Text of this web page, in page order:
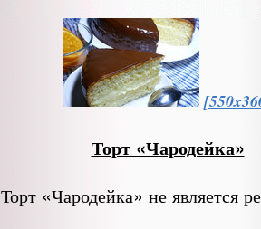
Торт «Чародейка»
Торт «Чародейка» не является